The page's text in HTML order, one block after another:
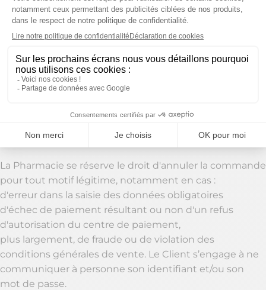
6.2 Confirmation de la commande
au moment de la confirmation de l'acceptation de la
commande du Client par la Pharmacie. L’ensemble des
données fournies et la confirmation enregistrée par le
présumées valoir preuve de la transaction (contenu de
la commande, date)
La Pharmacie se réserve le droit d'annuler la commande
pour tout motif légitime, notamment en cas :
d'erreur dans la saisie des données obligatoires
d'échec de paiement résultant ou non d'un refus
d'autorisation du centre de paiement,
plus largement, de fraude ou de violation des
conditions générales de vente. Le Client s’engage à ne
communiquer à personne son identifiant et/ou son
mot de passe.